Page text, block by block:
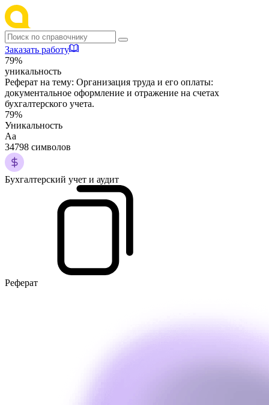
Заказать работу
79%
уникальность
Реферат на тему: Организация труда и его оплаты:
документальное оформление и отражение на счетах
бухгалтерского учета.
79%
Уникальность
Аа
34798 символов
Бухгалтерский учет и аудит
Реферат